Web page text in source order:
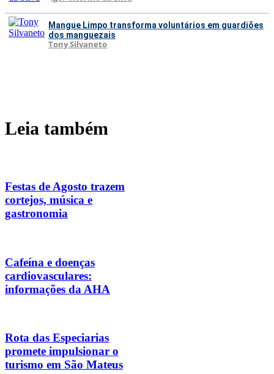
Mangue Limpo transforma voluntários em guardiões
dos manguezais
Tony Silvaneto
Leia também
Festas de Agosto trazem
cortejos, música e
gastronomia
Cafeína e doenças
cardiovasculares:
informações da AHA
Rota das Especiarias
promete impulsionar o
turismo em São Mateus